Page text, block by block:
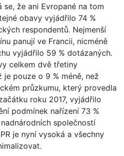
se, že ani Evropané na tom
obavy vyjádřilo 74 %
respondentů. Nejmenší
panují ve Francii, nicméně
vyjádřilo 59 % dotázaných.
celkem dvě třetiny
pouze o 9 % méně, než
průzkumu, který provedla
roku 2017, vyjádřilo
podmínek nařízení 73 %
společností
je nyní vysoká a všechny